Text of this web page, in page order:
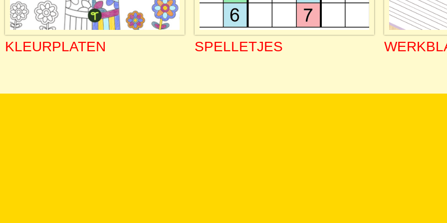
KLEURPLATEN SPELLETJES